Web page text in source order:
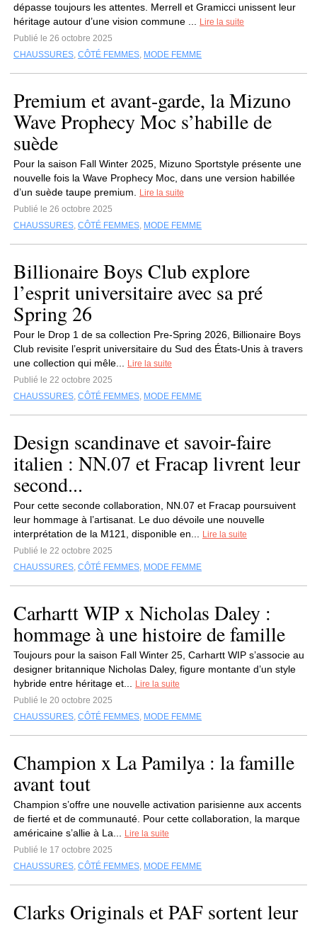
dépasse toujours les attentes. Merrell et Gramicci unissent leur
héritage autour d’une vision commune ...
Lire la suite
Publié le 26 octobre 2025
CHAUSSURES, CÔTÉ FEMMES, MODE FEMME
Premium et avant-garde, la Mizuno
Wave Prophecy Moc s’habille de
suède
Pour la saison Fall Winter 2025, Mizuno Sportstyle présente une
nouvelle fois la Wave Prophecy Moc, dans une version habillée
d’un suède taupe premium.
Lire la suite
Publié le 26 octobre 2025
CHAUSSURES, CÔTÉ FEMMES, MODE FEMME
Billionaire Boys Club explore
l’esprit universitaire avec sa pré
Spring 26
Pour le Drop 1 de sa collection Pre-Spring 2026, Billionaire Boys
Club revisite l’esprit universitaire du Sud des États-Unis à travers
une collection qui mêle...
Lire la suite
Publié le 22 octobre 2025
CHAUSSURES, CÔTÉ FEMMES, MODE FEMME
Design scandinave et savoir-faire
italien : NN.07 et Fracap livrent leur
second...
Pour cette seconde collaboration, NN.07 et Fracap poursuivent
leur hommage à l’artisanat. Le duo dévoile une nouvelle
interprétation de la M121, disponible en...
Lire la suite
Publié le 22 octobre 2025
CHAUSSURES, CÔTÉ FEMMES, MODE FEMME
Carhartt WIP x Nicholas Daley :
hommage à une histoire de famille
Toujours pour la saison Fall Winter 25, Carhartt WIP s’associe au
designer britannique Nicholas Daley, figure montante d’un style
hybride entre héritage et...
Lire la suite
Publié le 20 octobre 2025
CHAUSSURES, CÔTÉ FEMMES, MODE FEMME
Champion x La Pamilya : la famille
avant tout
Champion s’offre une nouvelle activation parisienne aux accents
de fierté et de communauté. Pour cette collaboration, la marque
américaine s’allie à La...
Lire la suite
Publié le 17 octobre 2025
CHAUSSURES, CÔTÉ FEMMES, MODE FEMME
Clarks Originals et PAF sortent leur